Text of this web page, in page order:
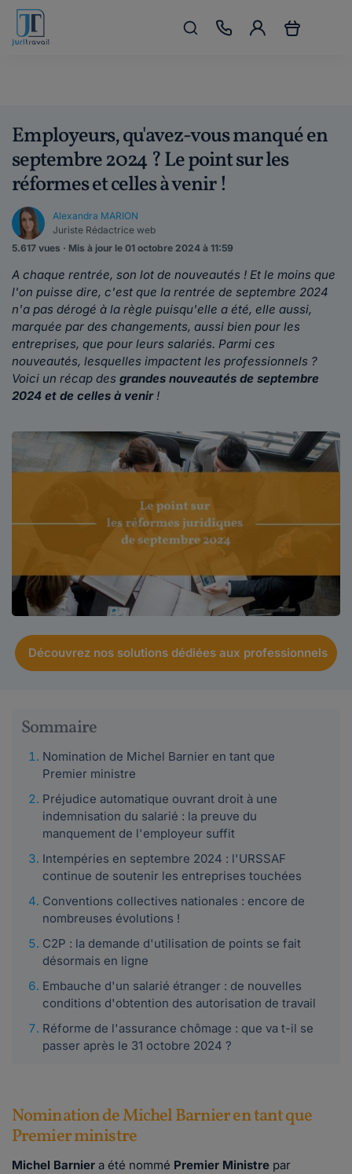
Employeurs, qu'avez-vous manqué en
septembre 2024 ? Le point sur les
réformes et celles à venir !
Alexandra MARION
Juriste Rédactrice web
5.617 vues · Mis à jour le 01 octobre 2024 à 11:59
A chaque rentrée, son lot de nouveautés ! Et le moins que
l'on puisse dire, c'est que la rentrée de septembre 2024
n'a pas dérogé à la règle puisqu'elle a été, elle aussi,
marquée par des changements, aussi bien pour les
entreprises, que pour leurs salariés. Parmi ces
nouveautés, lesquelles impactent les professionnels ?
Voici un récap des grandes nouveautés de septembre
2024 et de celles à venir!
Découvrez nos solutions dédiées aux professionnels
Sommaire
Nomination de Michel Barnier en tant que
Premier ministre
Préjudice automatique ouvrant droit à une
indemnisation du salarié : la preuve du
manquement de l'employeur suffit
Intempéries en septembre 2024 : l'URSSAF
continue de soutenir les entreprises touchées
Conventions collectives nationales : encore de
nombreuses évolutions !
C2P : la demande d'utilisation de points se fait
désormais en ligne
Embauche d'un salarié étranger : de nouvelles
conditions d'obtention des autorisation de travail
Réforme de l'assurance chômage : que va t-il se
passer après le 31 octobre 2024 ?
Nomination de Michel Barnier en tant que
Premier ministre
Michel Barnier a été nommé Premier Ministre par